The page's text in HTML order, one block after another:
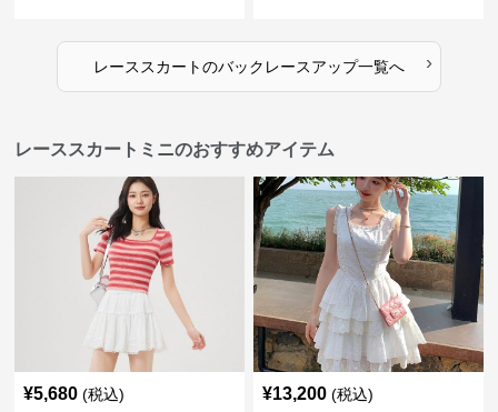
レーススカートのバックレースアップ一覧へ ›
レーススカートミニのおすすめアイテム
¥5,680 (税込) ¥13,200 (税込)